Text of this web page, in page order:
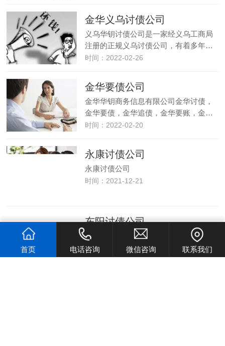
金华义乌讨债公司
义乌华钥讨债公司是一家经义乌工商局
注册的正规义乌讨债公司，有着多年…
时间：2022-02-26
金华要债公司
金华华钥商务信息有限公司金华讨债，
金华要债，金华追债，金华要账，金…
时间：2022-02-20
永康讨债公司
永康讨债公司
时间：2021-12-21
东阳讨债公司
东阳讨债公司
时间：2021-12-21
首页 电话咨询 微信咨询 联系我们